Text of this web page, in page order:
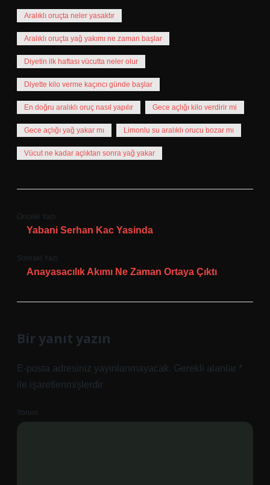
Aralıklı oruçta neler yasaktır
Aralıklı oruçta yağ yakımı ne zaman başlar
Diyetin ilk haftası vücutta neler olur
Diyette kilo verme kaçıncı günde başlar
En doğru aralıklı oruç nasıl yapılır Gece açlığı kilo verdirir mi
Gece açlığı yağ yakar mı Limonlu su aralıklı orucu bozar mı
Vücut ne kadar açlıktan sonra yağ yakar
Önceki Yazı
Yabani Serhan Kac Yasinda
Sonraki Yazı
Anayasacılık Akımı Ne Zaman Ortaya Çıktı
Bir yanıt yazın
E-posta adresiniz yayınlanmayacak. Gerekli alanlar *
ile işaretlenmişlerdir
Yorum